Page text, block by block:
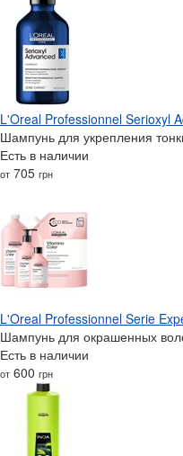
L'Oreal Professionnel Serioxyl
Шампунь для укрепления
Есть в наличии
от 705 грн
L'Oreal Professionnel Serie
Шампунь для окрашенных
Есть в наличии
от 600 грн